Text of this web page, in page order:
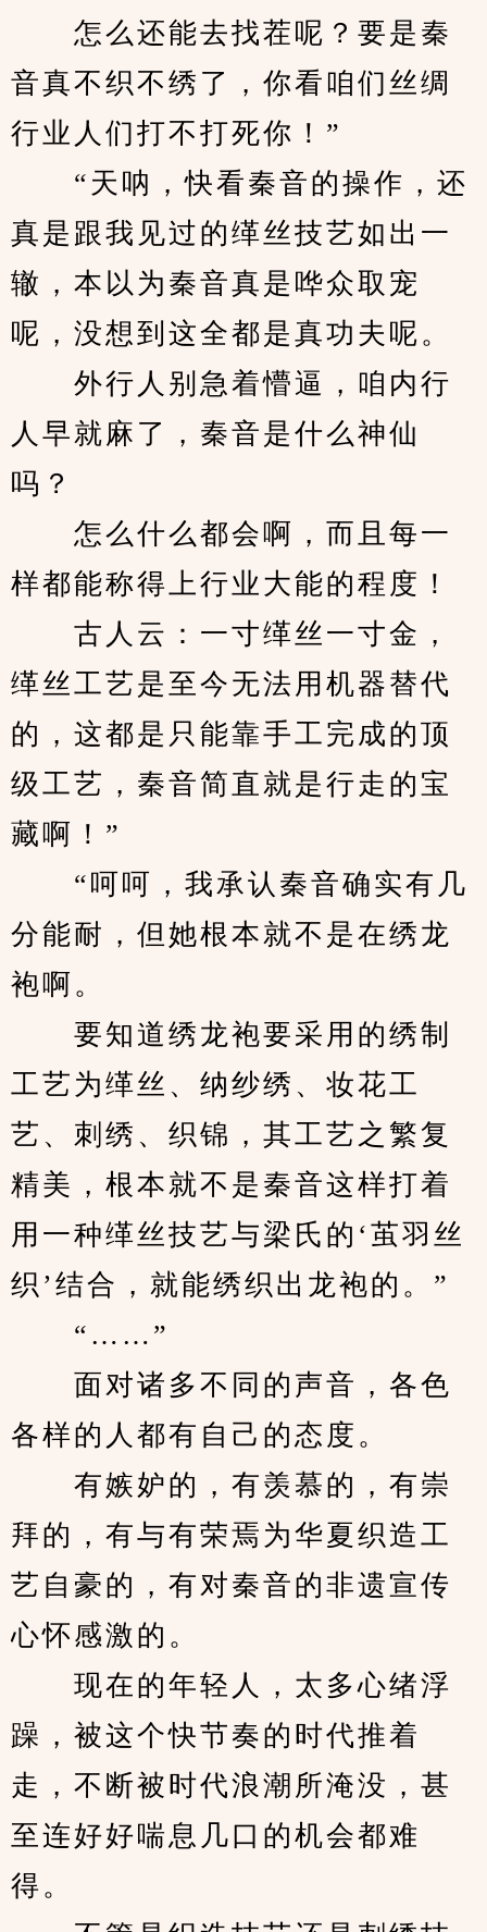
怎么还能去找茬呢？要是秦
音真不织不绣了，你看咱们丝绸
行业人们打不打死你！”
“天呐，快看秦音的操作，还
真是跟我见过的缂丝技艺如出一
辙，本以为秦音真是哗众取宠
呢，没想到这全都是真功夫呢。
外行人别急着懵逼，咱内行
人早就麻了，秦音是什么神仙
吗？
怎么什么都会啊，而且每一
样都能称得上行业大能的程度！
古人云：一寸缂丝一寸金，
缂丝工艺是至今无法用机器替代
的，这都是只能靠手工完成的顶
级工艺，秦音简直就是行走的宝
藏啊！”
“呵呵，我承认秦音确实有几
分能耐，但她根本就不是在绣龙
袍啊。
要知道绣龙袍要采用的绣制
工艺为缂丝、纳纱绣、妆花工
艺、刺绣、织锦，其工艺之繁复
精美，根本就不是秦音这样打着
用一种缂丝技艺与梁氏的‘茧羽丝
织’结合，就能绣织出龙袍的。”
“……”
面对诸多不同的声音，各色
各样的人都有自己的态度。
有嫉妒的，有羡慕的，有崇
拜的，有与有荣焉为华夏织造工
艺自豪的，有对秦音的非遗宣传
心怀感激的。
现在的年轻人，太多心绪浮
躁，被这个快节奏的时代推着
走，不断被时代浪潮所淹没，甚
至连好好喘息几口的机会都难
得。